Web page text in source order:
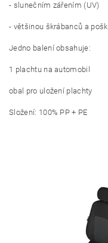
- slunečním zářením (UV)
- většinou škrábanců a
Jedno balení obsahuje:
1 plachtu na automobil
obal pro uložení plachty
Složení: 100% PP + PE